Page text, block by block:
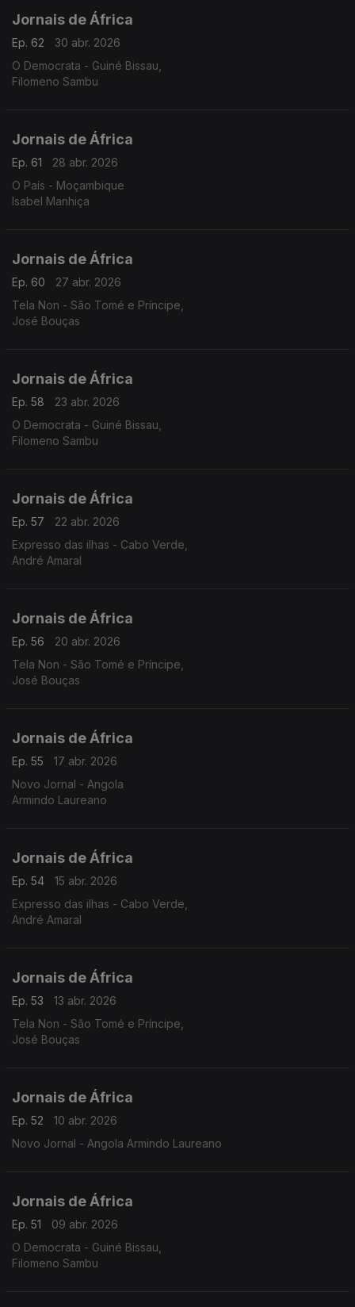
Jornais de África
Ep. 62
30 abr. 2026
O Democrata - Guiné Bissau,
Filomeno Sambu
Jornais de África
Ep. 61
28 abr. 2026
O País - Moçambique
Isabel Manhiça
Jornais de África
Ep. 60
27 abr. 2026
Tela Non - São Tomé e Príncipe,
José Bouças
Jornais de África
Ep. 58
23 abr. 2026
O Democrata - Guiné Bissau,
Filomeno Sambu
Jornais de África
Ep. 57
22 abr. 2026
Expresso das ilhas - Cabo Verde,
André Amaral
Jornais de África
Ep. 56
20 abr. 2026
Tela Non - São Tomé e Príncipe,
José Bouças
Jornais de África
Ep. 55
17 abr. 2026
Novo Jornal - Angola
Armindo Laureano
Jornais de África
Ep. 54
15 abr. 2026
Expresso das ilhas - Cabo Verde,
André Amaral
Jornais de África
Ep. 53
13 abr. 2026
Tela Non - São Tomé e Príncipe,
José Bouças
Jornais de África
Ep. 52
10 abr. 2026
Novo Jornal - Angola Armindo Laureano
Jornais de África
Ep. 51
09 abr. 2026
O Democrata - Guiné Bissau,
Filomeno Sambu